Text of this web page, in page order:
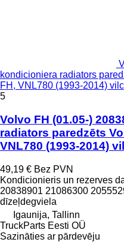
kondicioniera radiators
FH, VNL780 (1993-2014)
5
Volvo FH (01.05-)
radiators paredzēts
VNL780 (1993-2014)
49,19 € Bez PVN
Kondicionieris un rezerves
20838901 21086300
dīzeļdegviela
Igaunija, Tallinn
TruckParts Eesti OÜ
Sazināties ar pārdevēju